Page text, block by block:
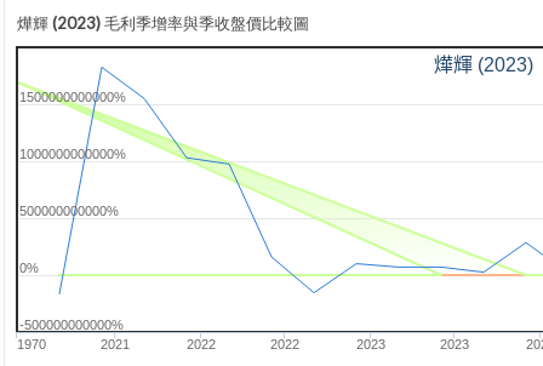
燁輝 (2023) 毛利季增率與季收盤價比較圖
燁輝 (2023)
1970 2021 2022 2022 2023 2023
-500000000000%
0%
500000000000%
1000000000000%
1500000000000%